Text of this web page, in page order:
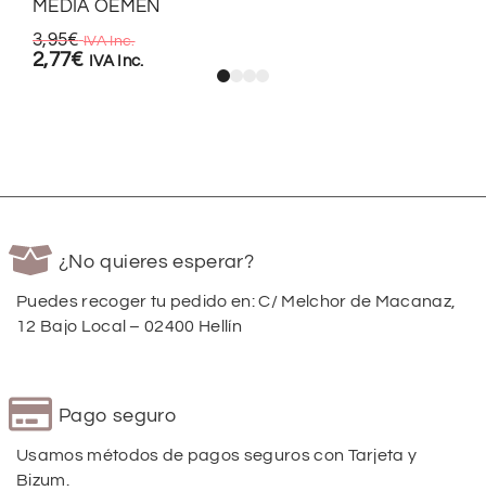
MEDIA OEMEN
3,95€ IVA Inc.
2,77€ IVA Inc.
¿No quieres esperar?
Puedes recoger tu pedido en: C/ Melchor de Macanaz,
12 Bajo Local – 02400 Hellín
Pago seguro
Usamos métodos de pagos seguros con Tarjeta y
Bizum.